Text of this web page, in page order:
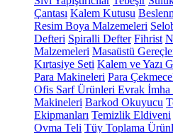
Çantası Kalem Kutusu
Resim Boya Malzemeleri
Defteri Spiralli Defter Fihrist
Malzemeleri Masaüstü
Kırtasiye Seti Kalem ve Yazı
Para Makineleri Para
Ofis Sarf Ürünleri Evrak
Makineleri Barkod Okuyucu
Ekipmanları Temizlik Eldiveni
Ovma Teli Tüy Toplama